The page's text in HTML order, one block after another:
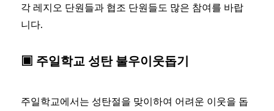
각 레지오 단원들과 협조 단원들도 많은 참여를 바랍
니다.
▣ 주일학교 성탄 불우이웃돕기
주일학교에서는 성탄절을 맞이하여 어려운 이웃을 돕